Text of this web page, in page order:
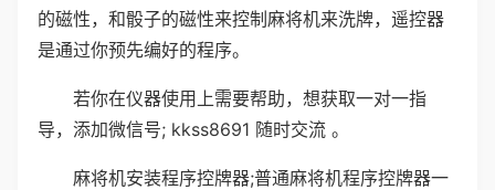
的磁性，和骰子的磁性来控制麻将机来洗牌，遥控器
是通过你预先编好的程序。
若你在仪器使用上需要帮助，想获取一对一指
导，添加微信号; kkss8691 随时交流 。
麻将机安装程序控牌器;普通麻将机程序控牌器一